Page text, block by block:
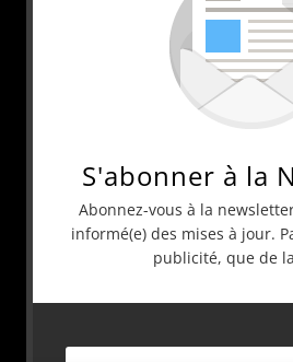
S'abonner à la
Abonnez-vous à la
informé(e) des mises à jour.
publicité, que de